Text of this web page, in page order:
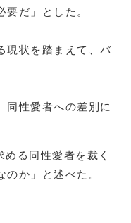
だ」とした。
現状を踏まえて、バ
同性愛者への差別に
る同性愛者を裁く
か」と述べた。